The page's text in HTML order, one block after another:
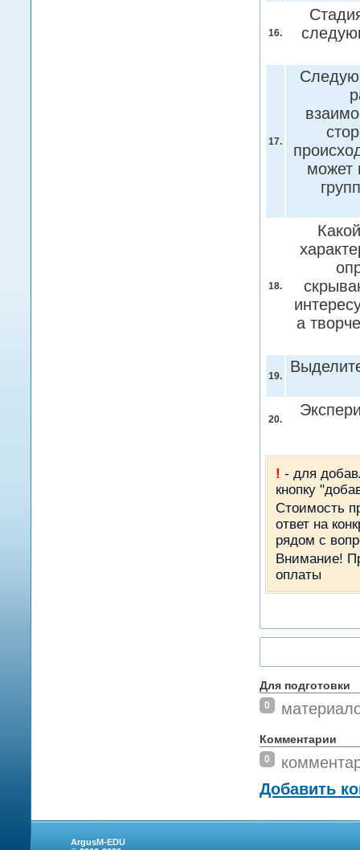
16.
17.
может
18.
а
19.
20.
! - для
кнопку
Стоимость
ответ на
рядом с
Внимание!
оплаты
Для подготовки
0
Комментарии
0
Добавить
ArgusM-EDU